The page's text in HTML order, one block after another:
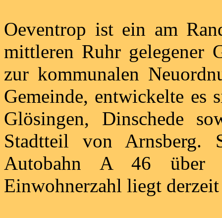
Oeventrop ist ein am
mittleren Ruhr gelegener
zur kommunalen
Gemeinde, entwickelte es
Glösingen, Dinschede
Stadtteil von Arnsberg.
Autobahn A 46 über
Einwohnerzahl liegt